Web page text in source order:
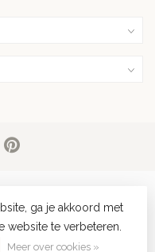
Tattoo
ga je akkoord met
website te verbeteren.
Meer over cookies »